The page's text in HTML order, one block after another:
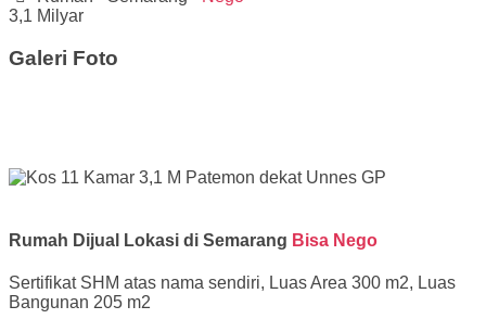
3,1 Milyar
Galeri Foto
Rumah Dijual Lokasi di Semarang Bisa Nego
Sertifikat SHM atas nama sendiri, Luas Area 300 m2, Luas
Bangunan 205 m2